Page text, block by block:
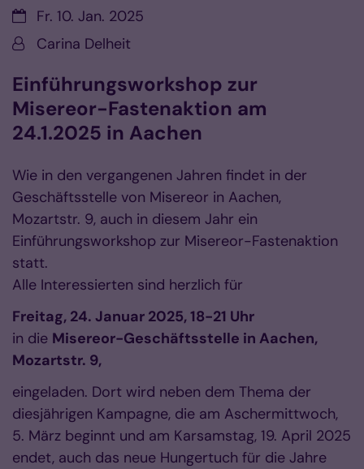
Datum:Fr. 10. Jan. 2025
Von:Carina Delheit
Einführungsworkshop zur
Misereor-Fastenaktion am
24.1.2025 in Aachen
Wie in den vergangenen Jahren findet in der
Geschäftsstelle von Misereor in Aachen,
Mozartstr. 9, auch in diesem Jahr ein
Einführungsworkshop zur Misereor-Fastenaktion
statt.
Alle Interessierten sind herzlich für
Freitag, 24. Januar 2025, 18-21 Uhr
in die Misereor-Geschäftsstelle in Aachen,
Mozartstr. 9,
eingeladen. Dort wird neben dem Thema der
diesjährigen Kampagne, die am Aschermittwoch,
5. März beginnt und am Karsamstag, 19. April 2025
endet, auch das neue Hungertuch für die Jahre